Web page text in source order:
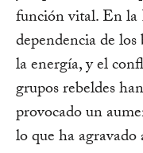
función vital. En
dependencia de
la energía, y el
grupos rebeldes
provocado un
lo que ha agravado